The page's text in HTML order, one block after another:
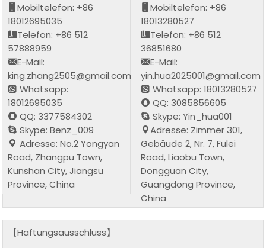
Mobiltelefon: +86
18012695035
Telefon: +86 512
57888959
E-Mail:
king.zhang2505@gmail.com
Whatsapp:
18012695035
QQ: 3377584302
Skype: Benz_009
Adresse: No.2 Yongyan
Road, Zhangpu Town,
Kunshan City, Jiangsu
Province, China
Mobiltelefon: +86
18013280527
Telefon: +86 512
36851680
E-Mail:
yin.hua2025001@gmail.com
Whatsapp: 18013280527
QQ: 3085856605
Skype: Yin_hua001
Adresse: Zimmer 301,
Gebäude 2, Nr. 7, Fulei
Road, Liaobu Town,
Dongguan City,
Guangdong Province,
China
【Haftungsausschluss】